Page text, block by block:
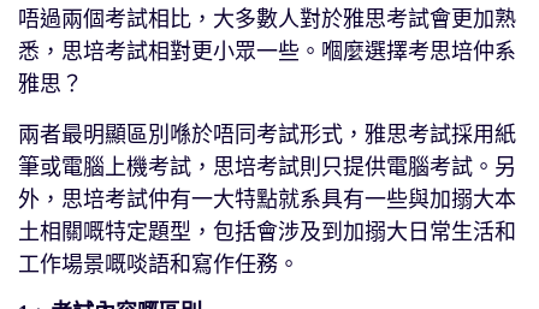
唔過兩個考試相比，大多數人對於雅思考試會更加熟
悉，思培考試相對更小眾一些。嗰麼選擇考思培仲系
雅思？
兩者最明顯區別喺於唔同考試形式，雅思考試採用紙
筆或電腦上機考試，思培考試則只提供電腦考試。另
外，思培考試仲有一大特點就系具有一些與加搦大本
土相關嘅特定題型，包括會涉及到加搦大日常生活和
工作場景嘅啖語和寫作任務。